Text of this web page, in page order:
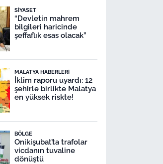
SIYASET
“Devletin mahrem
bilgileri haricinde
şeffaflık esas olacak”
MALATYA HABERLERI
İklim raporu uyardı: 12
şehirle birlikte Malatya
en yüksek riskte!
BÖLGE
Onikişubat’ta trafolar
vicdanın tuvaline
dönüştü